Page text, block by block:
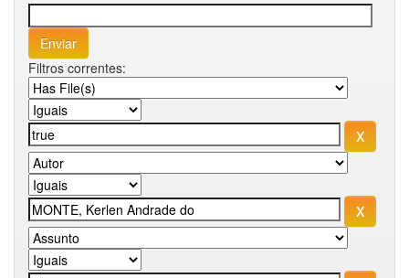
Filtros correntes: